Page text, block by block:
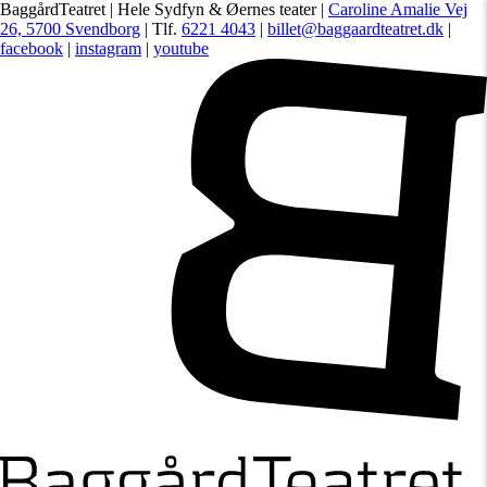
BaggårdTeatret | Hele Sydfyn & Øernes teater | Caroline Amalie Vej
26, 5700 Svendborg | Tlf. 6221 4043 | billet@baggaardteatret.dk |
facebook | instagram | youtube